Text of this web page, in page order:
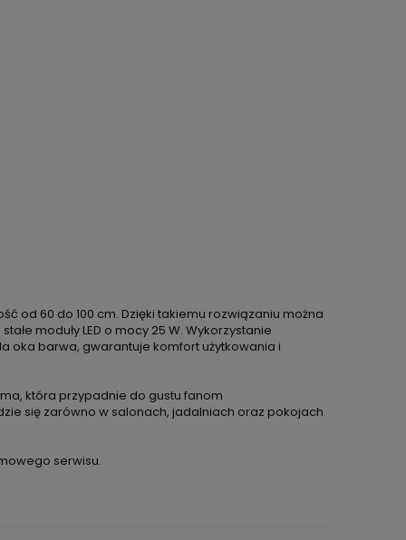
od 60 do 100 cm. Dzięki takiemu rozwiązaniu można
moduły LED o mocy 25 W. Wykorzystanie
oka barwa, gwarantuje komfort użytkowania i
która przypadnie do gustu fanom
się zarówno w salonach, jadalniach oraz pokojach
serwisu.